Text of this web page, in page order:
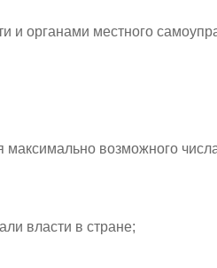
и органами местного
максимально возможного
власти в стране;